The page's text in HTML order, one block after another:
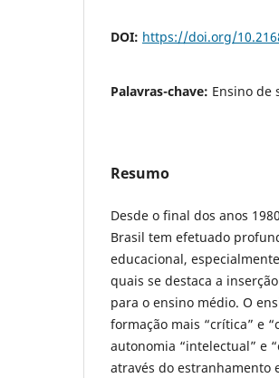
DOI: https://doi.org/
Palavras-chave: Ensino de
Resumo
Desde o final dos anos
Brasil tem efetuado
educacional,
quais se destaca a
para o ensino médio. O
formação mais “crítica” e
autonomia “intelectual” e
através do estranhamento